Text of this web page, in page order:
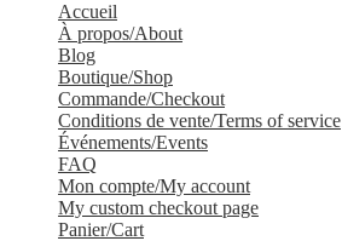
Accueil
À propos/About
Blog
Boutique/Shop
Commande/Checkout
Conditions de vente/Terms of service
Événements/Events
FAQ
Mon compte/My account
My custom checkout page
Panier/Cart